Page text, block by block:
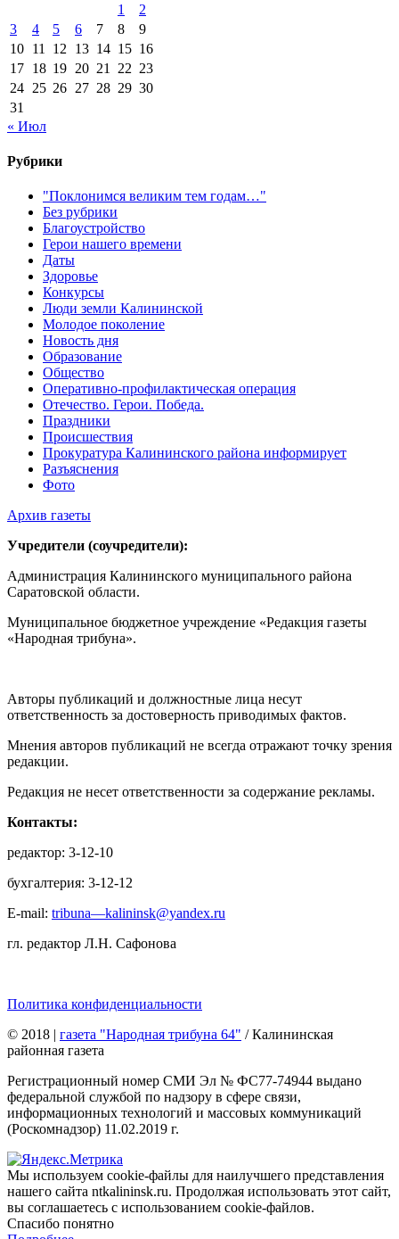
1
2
3
4 5 6 7 8
9
10 11 12 13 14 15 16
17 18 19 20 21 22 23
24 25 26 27 28 29 30
31
« Июл
Рубрики
"Поклонимся великим тем годам…"
Без рубрики
Благоустройство
Герои нашего времени
Даты
Здоровье
Конкурсы
Люди земли Калининской
Молодое поколение
Новость дня
Образование
Общество
Оперативно-профилактическая операция
Отечество. Герои. Победа.
Праздники
Происшествия
Прокуратура Калининского района информирует
Разъяснения
Фото
Архив газеты
Учредители (соучредители):
Администрация Калининского муниципального района
Саратовской области.
Муниципальное бюджетное учреждение «Редакция газеты
«Народная трибуна».
Авторы публикаций и должностные лица несут
ответственность за достоверность приводимых фактов.
Мнения авторов публикаций не всегда отражают точку зрения
редакции.
Редакция не несет ответственности за содержание рекламы.
Контакты:
редактор: 3-12-10
бухгалтерия: 3-12-12
E-mail: tribuna—kalininsk@yandex.ru
гл. редактор Л.Н. Сафонова
Политика конфиденциальности
© 2018 | газета "Народная трибуна 64" / Калининская
районная газета
Регистрационный номер СМИ Эл № ФС77-74944 выдано
федеральной службой по надзору в сфере связи,
информационных технологий и массовых коммуникаций
(Роскомнадзор) 11.02.2019 г.
Мы используем cookie-файлы для наилучшего представления
нашего сайта ntkalininsk.ru. Продолжая использовать этот сайт,
вы соглашаетесь с использованием cookie-файлов.
Спасибо понятно